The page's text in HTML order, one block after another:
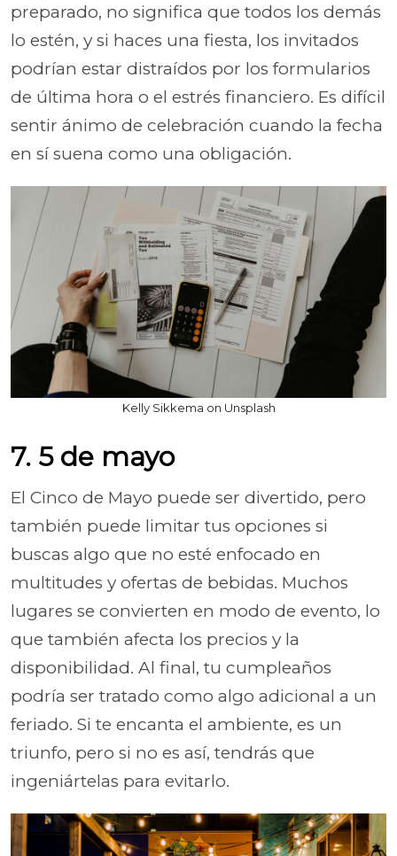
preparado, no significa que todos los demás
lo estén, y si haces una fiesta, los invitados
podrían estar distraídos por los formularios
de última hora o el estrés financiero. Es difícil
sentir ánimo de celebración cuando la fecha
en sí suena como una obligación.
Kelly Sikkema on Unsplash
7. 5 de mayo
El Cinco de Mayo puede ser divertido, pero
también puede limitar tus opciones si
buscas algo que no esté enfocado en
multitudes y ofertas de bebidas. Muchos
lugares se convierten en modo de evento, lo
que también afecta los precios y la
disponibilidad. Al final, tu cumpleaños
podría ser tratado como algo adicional a un
feriado. Si te encanta el ambiente, es un
triunfo, pero si no es así, tendrás que
ingeniártelas para evitarlo.